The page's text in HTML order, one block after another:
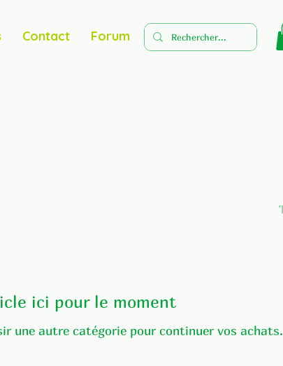
Contact Forum
ici pour le moment
une autre catégorie pour continuer vos achats.